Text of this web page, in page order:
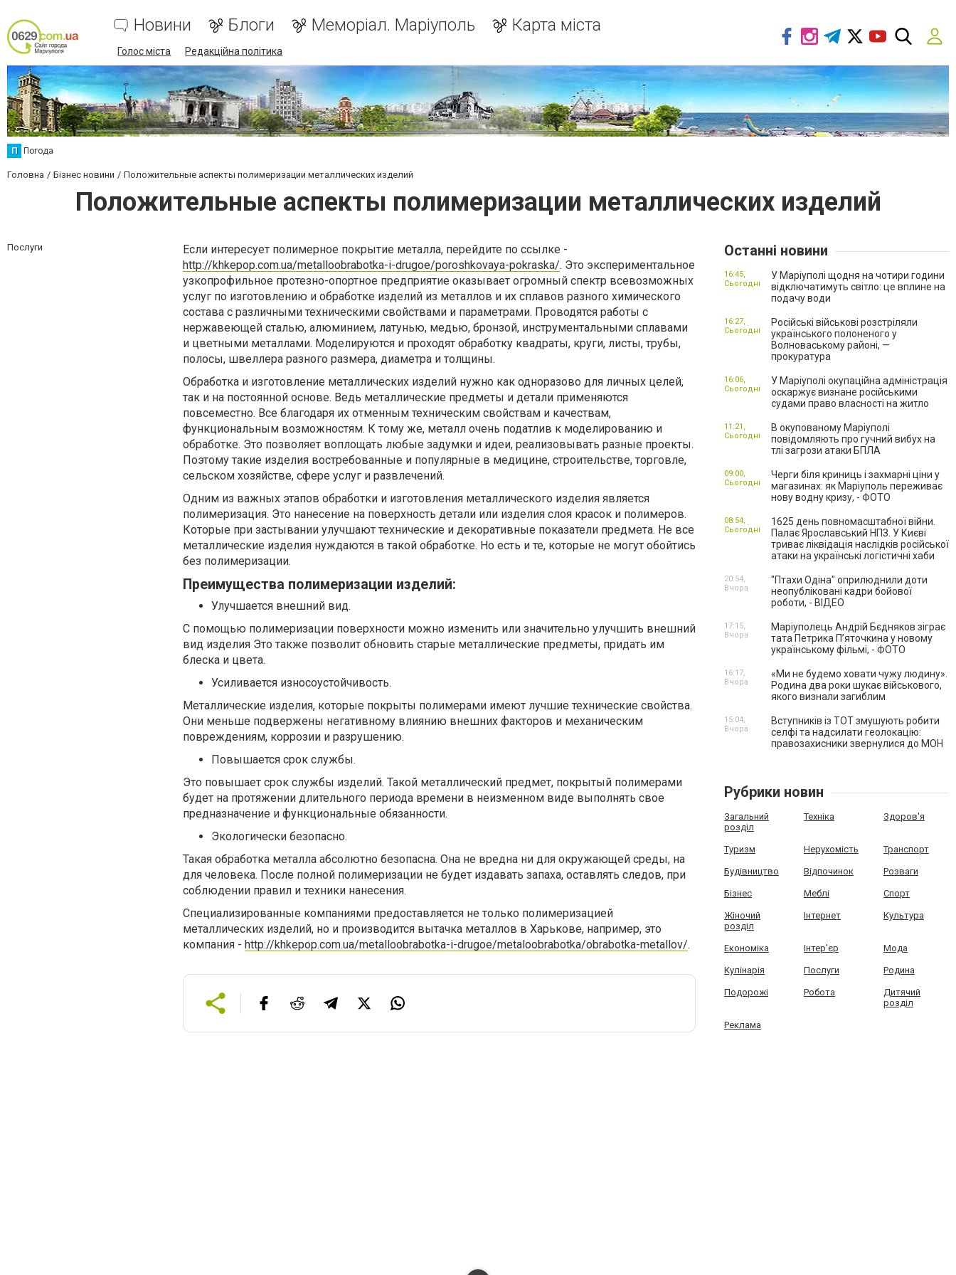
Новини Блоги Меморіал. Маріуполь Карта міста
Голос міста Редакційна політика
П Погода
Головна Бізнес новини Положительные аспекты полимеризации металлических изделий
Положительные аспекты полимеризации металлических изделий
Послуги
Если интересует полимерное покрытие металла, перейдите по ссылке -
http://khkepop.com.ua/metalloobrabotka-i-drugoe/poroshkovaya-pokraska/. Это экспериментальное
узкопрофильное протезно-опортное предприятие оказывает огромный спектр всевозможных
услуг по изготовлению и обработке изделий из металлов и их сплавов разного химического
состава с различными техническими свойствами и параметрами. Проводятся работы с
нержавеющей сталью, алюминием, латунью, медью, бронзой, инструментальными сплавами
и цветными металлами. Моделируются и проходят обработку квадраты, круги, листы, трубы,
полосы, швеллера разного размера, диаметра и толщины.
Обработка и изготовление металлических изделий нужно как одноразово для личных целей,
так и на постоянной основе. Ведь металлические предметы и детали применяются
повсеместно. Все благодаря их отменным техническим свойствам и качествам,
функциональным возможностям. К тому же, металл очень податлив к моделированию и
обработке. Это позволяет воплощать любые задумки и идеи, реализовывать разные проекты.
Поэтому такие изделия востребованные и популярные в медицине, строительстве, торговле,
сельском хозяйстве, сфере услуг и развлечений.
Одним из важных этапов обработки и изготовления металлического изделия является
полимеризация. Это нанесение на поверхность детали или изделия слоя красок и полимеров.
Которые при застывании улучшают технические и декоративные показатели предмета. Не все
металлические изделия нуждаются в такой обработке. Но есть и те, которые не могут обойтись
без полимеризации.
Преимущества полимеризации изделий:
Улучшается внешний вид.
С помощью полимеризации поверхности можно изменить или значительно улучшить внешний
вид изделия Это также позволит обновить старые металлические предметы, придать им
блеска и цвета.
Усиливается износоустойчивость.
Металлические изделия, которые покрыты полимерами имеют лучшие технические свойства.
Они меньше подвержены негативному влиянию внешних факторов и механическим
повреждениям, коррозии и разрушению.
Повышается срок службы.
Это повышает срок службы изделий. Такой металлический предмет, покрытый полимерами
будет на протяжении длительного периода времени в неизменном виде выполнять свое
предназначение и функциональные обязанности.
Экологически безопасно.
Такая обработка металла абсолютно безопасна. Она не вредна ни для окружающей среды, на
для человека. После полной полимеризации не будет издавать запаха, оставлять следов, при
соблюдении правил и техники нанесения.
Специализированные компаниями предоставляется не только полимеризацией
металлических изделий, но и производится вытачка металлов в Харькове, например, это
компания - http://khkepop.com.ua/metalloobrabotka-i-drugoe/metaloobrabotka/obrabotka-metallov/.
Останні новини
У Маріуполі щодня на чотири години
відключатимуть світло: це вплине на
подачу води
16:45,
Сьогодні
Російські військові розстріляли
українського полоненого у
Волноваському районі, —
прокуратура
16:27,
Сьогодні
У Маріуполі окупаційна адміністрація
оскаржує визнане російськими
судами право власності на житло
16:06,
Сьогодні
В окупованому Маріуполі
повідомляють про гучний вибух на
тлі загрози атаки БПЛА
11:21,
Сьогодні
Черги біля криниць і захмарні ціни у
магазинах: як Маріуполь переживає
нову водну кризу, - ФОТО
09:00,
Сьогодні
1625 день повномасштабної війни.
Палає Ярославський НПЗ. У Києві
триває ліквідація наслідків російської
атаки на українські логістичні хаби
08:54,
Сьогодні
"Птахи Одіна" оприлюднили доти
неопубліковані кадри бойової
роботи, - ВІДЕО
20:54,
Вчора
Маріуполець Андрій Бєдняков зіграє
тата Петрика П’яточкина у новому
українському фільмі, - ФОТО
17:15,
Вчора
«Ми не будемо ховати чужу людину».
Родина два роки шукає військового,
якого визнали загиблим
16:17,
Вчора
Вступників із ТОТ змушують робити
селфі та надсилати геолокацію:
правозахисники звернулися до МОН
15:04,
Вчора
Рубрики новин
Загальний
розділ
Техніка Здоров'я
Туризм Нерухомість Транспорт
Будівництво Відпочинок Розваги
Бізнес Меблі Спорт
Жіночий
розділ
Інтернет Культура
Економіка Інтер'єр Мода
Кулінарія Послуги Родина
Подорожі Робота
Дитячий
розділ
Реклама